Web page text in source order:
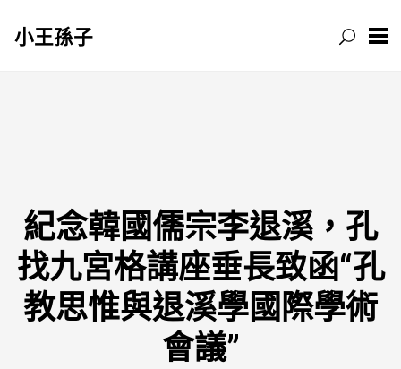
小王孫子
紀念韓國儒宗李退溪，孔
找九宮格講座垂長致函“孔
教思惟與退溪學國際學術
會議”